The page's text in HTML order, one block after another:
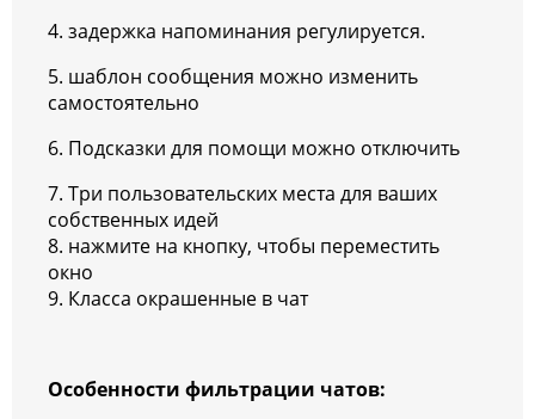
4. задержка напоминания регулируется.
5. шаблон сообщения можно изменить
самостоятельно
6. Подсказки для помощи можно отключить
7. Три пользовательских места для ваших
собственных идей
8. нажмите на кнопку, чтобы переместить
окно
9. Класса окрашенные в чат
Особенности фильтрации чатов: